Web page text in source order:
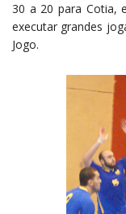
30 a 20 para Cotia,
executar grandes
Jogo.